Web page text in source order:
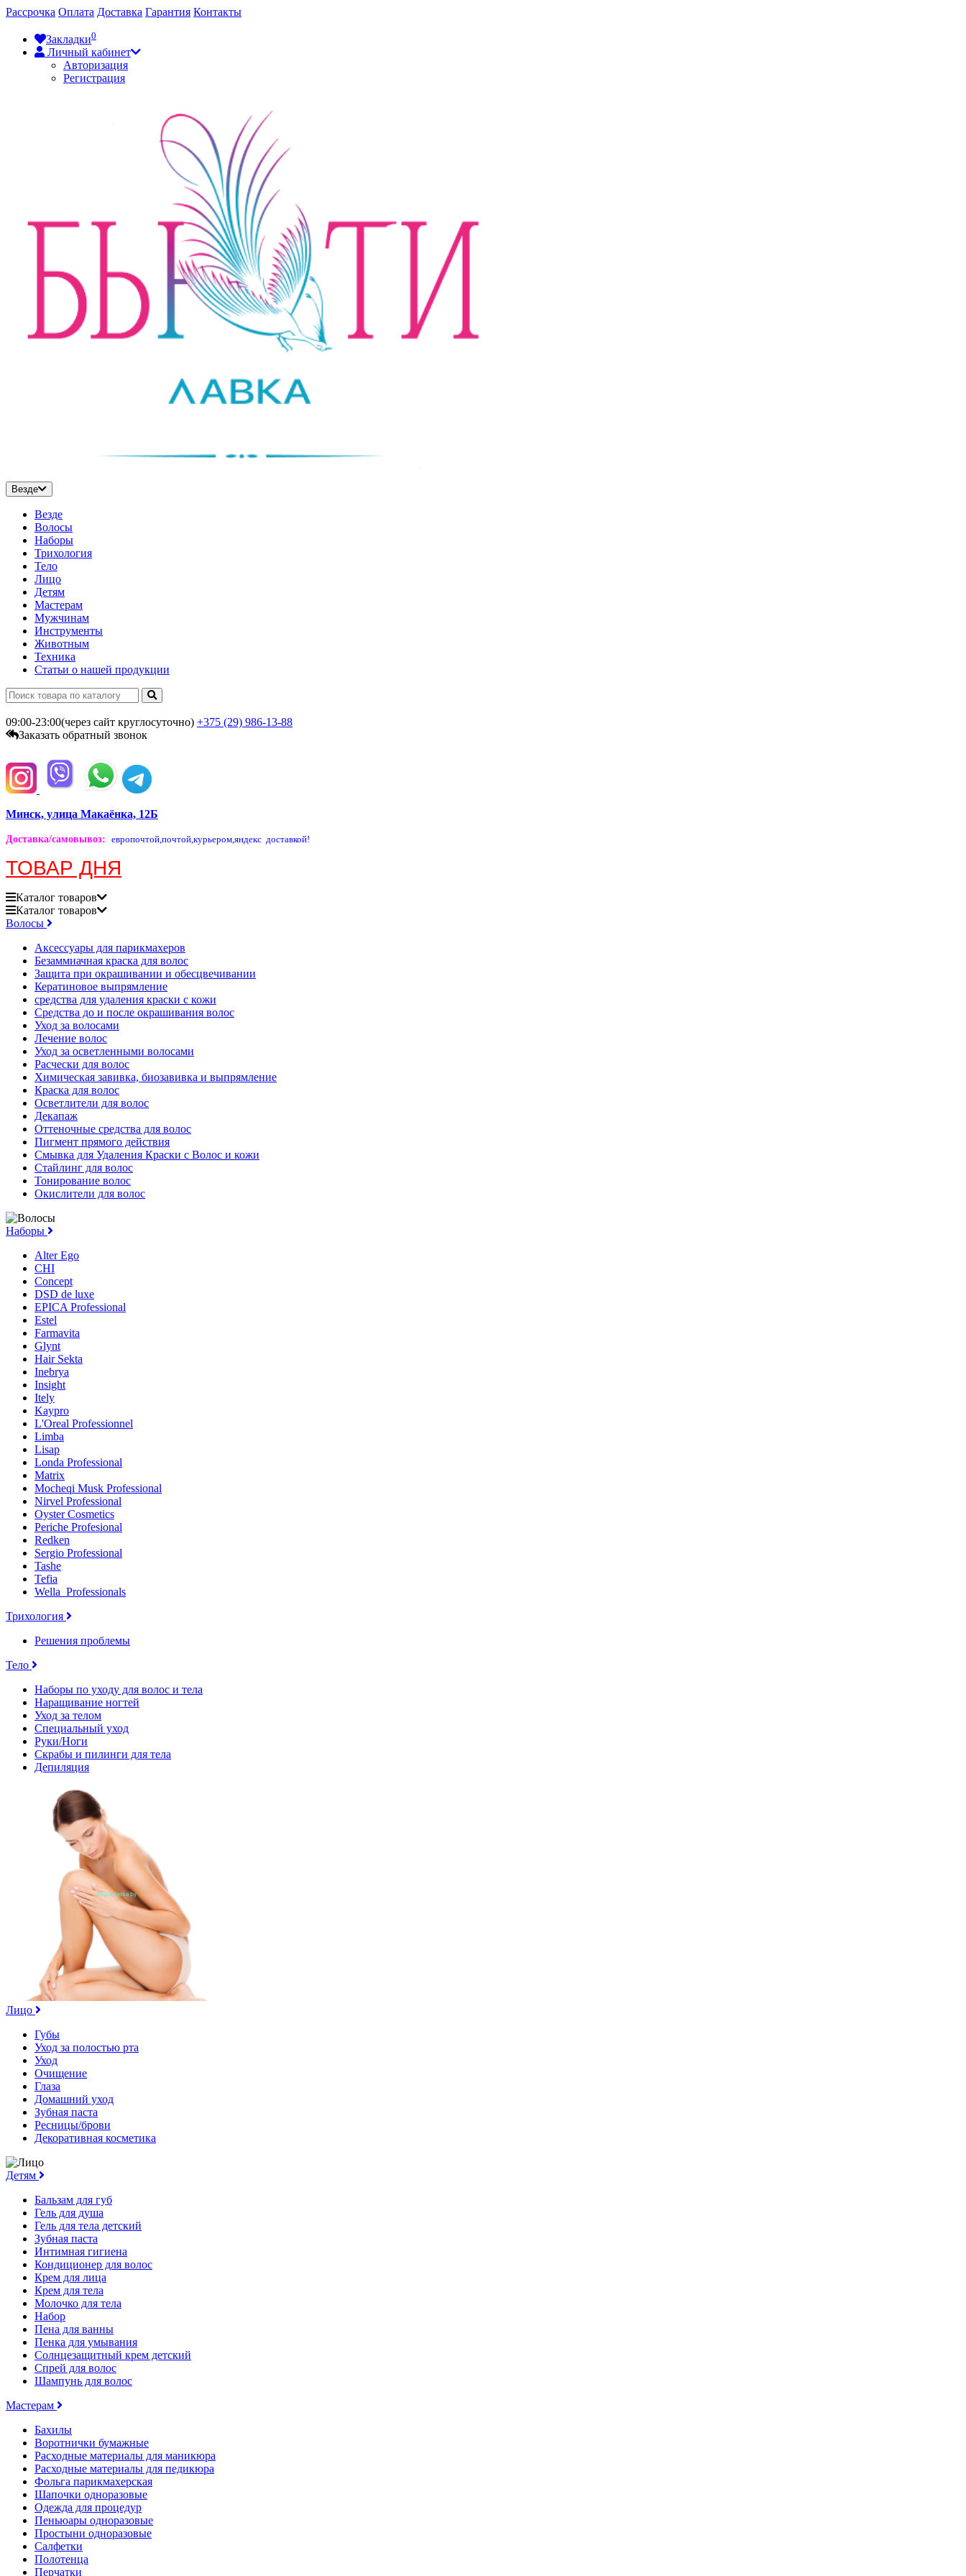
Рассрочка Оплата Доставка Гарантия Контакты
Закладки0
Личный кабинет
Авторизация
Регистрация
Везде
Везде
Волосы
Наборы
Трихология
Тело
Лицо
Детям
Мастерам
Мужчинам
Инструменты
Животным
Техника
Статьи о нашей продукции
09:00-23:00(через сайт круглосуточно) +375 (29) 986-13-88
Заказать обратный звонок
Минск, улица Макаёнка, 12Б
Доставка/самовывоз: европочтой,почтой,курьером,яндекс доставкой!
ТОВАР ДНЯ
Каталог товаров
Каталог товаров
Волосы
Аксессуары для парикмахеров
Безаммиачная краска для волос
Защита при окрашивании и обесцвечивании
Кератиновое выпрямление
средства для удаления краски с кожи
Средства до и после окрашивания волос
Уход за волосами
Лечение волос
Уход за осветленными волосами
Расчески для волос
Химическая завивка, биозавивка и выпрямление
Краска для волос
Осветлители для волос
Декапаж
Оттеночные средства для волос
Пигмент прямого действия
Смывка для Удаления Краски с Волос и кожи
Стайлинг для волос
Тонирование волос
Окислители для волос
Наборы
Alter Ego
CHI
Concept
DSD de luxe
EPICA Professional
Estel
Farmavita
Glynt
Hair Sekta
Inebrya
Insight
Itely
Kaypro
L'Oreal Professionnel
Limba
Lisap
Londa Professional
Matrix
Mocheqi Musk Professional
Nirvel Professional
Oyster Cosmetics
Periche Profesional
Redken
Sergio Professional
Tashe
Tefia
Wella_Professionals
Трихология
Решения проблемы
Тело
Наборы по уходу для волос и тела
Наращивание ногтей
Уход за телом
Специальный уход
Руки/Ноги
Скрабы и пилинги для тела
Депиляция
Лицо
Губы
Уход за полостью рта
Уход
Очищение
Глаза
Домашний уход
Зубная паста
Ресницы/брови
Декоративная косметика
Детям
Бальзам для губ
Гель для душа
Гель для тела детский
Зубная паста
Интимная гигиена
Кондиционер для волос
Крем для лица
Крем для тела
Молочко для тела
Набор
Пена для ванны
Пенка для умывания
Солнцезащитный крем детский
Спрей для волос
Шампунь для волос
Мастерам
Бахилы
Воротнички бумажные
Расходные материалы для маникюра
Расходные материалы для педикюра
Фольга парикмахерская
Шапочки одноразовые
Одежда для процедур
Пеньюары одноразовые
Простыни одноразовые
Салфетки
Полотенца
Перчатки